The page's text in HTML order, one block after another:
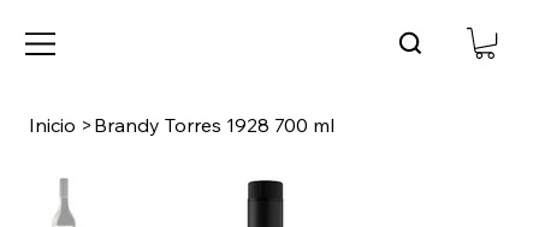
Inicio > Brandy Torres 1928 700 ml